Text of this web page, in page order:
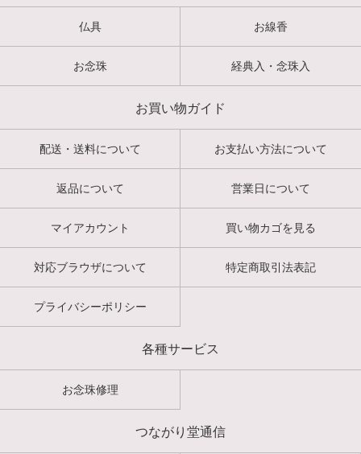
仏具 お線香
お念珠 経典入・念珠入
お買い物ガイド
配送・送料について お支払い方法について
返品について 営業日について
マイアカウント 買い物カゴを見る
対応ブラウザについて 特定商取引法表記
プライバシーポリシー
各種サービス
お念珠修理
つながり堂通信